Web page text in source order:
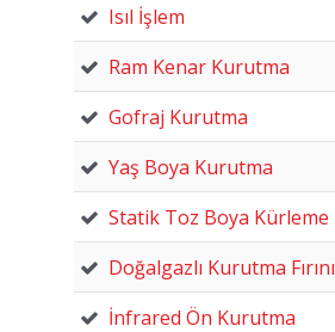
Isıl İşlem
Ram Kenar Kurutma
Gofraj Kurutma
Yaş Boya Kurutma
Statik Toz Boya Kürleme
Doğalgazlı Kurutma Fırını
İnfrared Ön Kurutma